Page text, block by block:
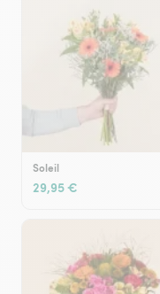
Soleil
29,95 €